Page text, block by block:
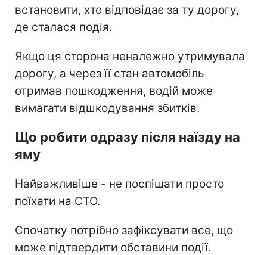
встановити, хто відповідає за ту дорогу,
де сталася подія.
Якщо ця сторона неналежно утримувала
дорогу, а через її стан автомобіль
отримав пошкодження, водій може
вимагати відшкодування збитків.
Що робити одразу після наїзду на
яму
Найважливіше - не поспішати просто
поїхати на СТО.
Спочатку потрібно зафіксувати все, що
може підтвердити обставини події.